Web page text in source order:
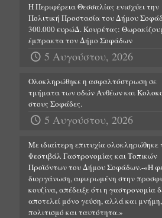
Η Περιφέρεια Θεσσαλίας ενισχύει την
Πολιτική Προστασία του Δήμου
300.000 ευρώΔ. Κουρέτας:
έμπρακτα τον Δήμο Σοφάδων
5 Αυγούστου, 2026
Ολοκληρώθηκε η ασφαλτόστρωση σε
τμήματα των οδών Ανθέων και
στους Σοφάδες.
5 Αυγούστου, 2026
Με ιδιαίτερη επιτυχία ολοκληρώθηκε
Φεστιβάλ Γαστρονομίας και Τοπικών
Προϊόντων του Δήμου Σοφάδων.-«Η
διοργάνωση, αφιερωμένη στην
κουζίνα, απέδειξε ότι η γαστρονομία
αποτελεί μόνο γεύση, αλλά και μνήμη,
πολιτισμό και ταυτότητα.»